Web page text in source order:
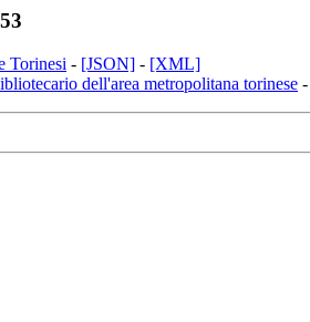
Torinesi - [JSON] - [XML]
dell'area metropolitana torinese